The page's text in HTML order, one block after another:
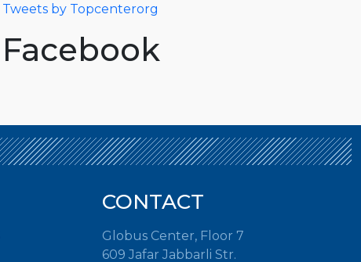
Tweets by Topcenterorg
Facebook
CONTACT
Globus Center, Floor 7
609 Jafar Jabbarli Str.